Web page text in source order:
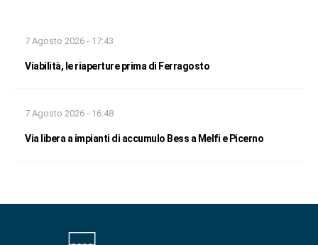
7 Agosto 2026 - 17:43
Viabilità, le riaperture prima di Ferragosto
7 Agosto 2026 - 16:48
Via libera a impianti di accumulo Bess a Melfi e Picerno